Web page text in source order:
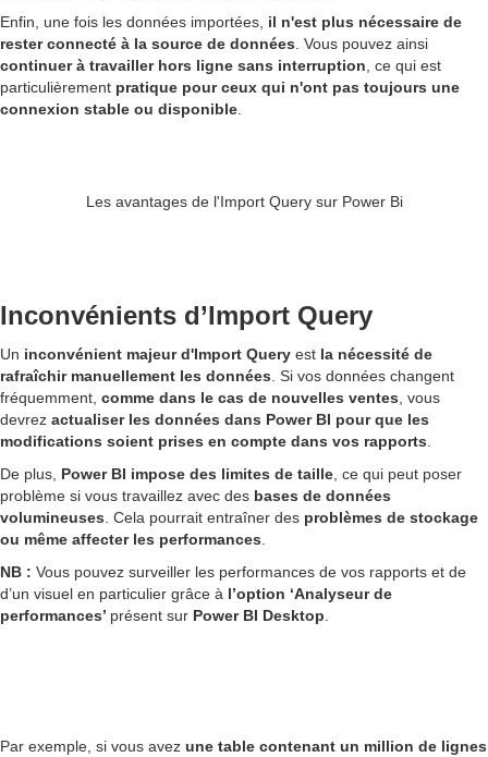
Enfin, une fois les données importées, il n'est plus nécessaire de
rester connecté à la source de données . Vous pouvez ainsi
continuer à travailler hors ligne sans interruption , ce qui est
particulièrement pratique pour ceux qui n'ont pas toujours une
connexion stable ou disponible
Les avantages de l'Import Query sur Power Bi
Inconvénients d’Import Query
Un inconvénient majeur d'Import Query est la nécessité de
rafraîchir manuellement les données . Si vos données changent
fréquemment, comme dans le cas de nouvelles ventes , vous
devrez actualiser les données dans Power BI pour que les
modifications soient prises en compte dans vos rapports
De plus, Power BI impose des limites de taille , ce qui peut poser
problème si vous travaillez avec des bases de données
volumineuses . Cela pourrait entraîner des problèmes de stockage
ou même affecter les performances
NB : Vous pouvez surveiller les performances de vos rapports et de
d’un visuel en particulier grâce à l’option ‘Analyseur de
performances’ présent sur Power BI Desktop
Par exemple, si vous avez une table contenant un million de lignes